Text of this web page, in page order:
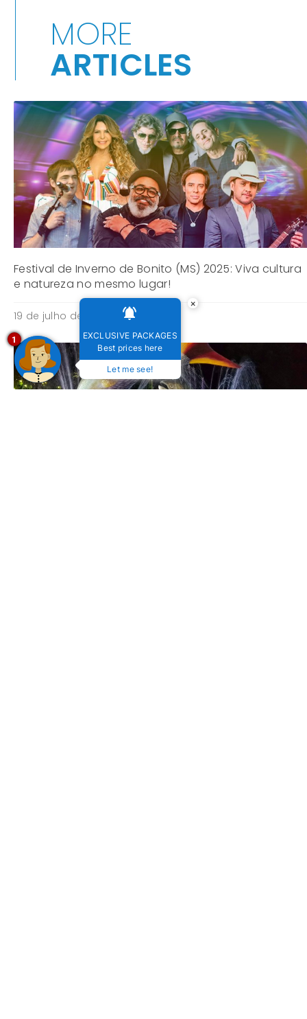
MORE
ARTICLES
Festival de Inverno de Bonito (MS) 2025: Viva cultura
e natureza no mesmo lugar!
19 de julho de 2025
×
EXCLUSIVE PACKAGES
Best prices here
Let me see!
1